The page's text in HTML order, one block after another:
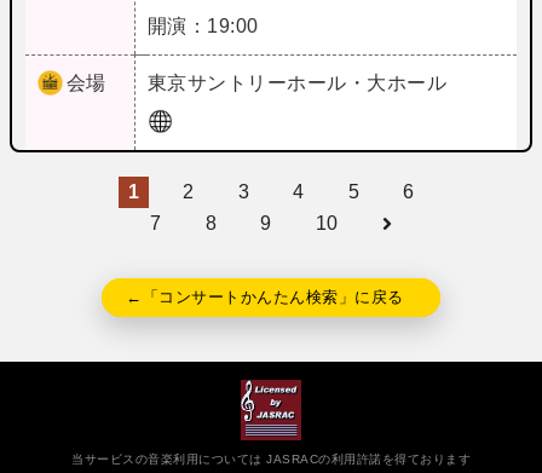
開演：19:00
会場 東京サントリーホール・大ホール
1 2 3 4 5
6
7
8 9 10
←「コンサートかんたん検索」に戻る
当サービスの音楽利用については JASRACの利用許諾を得ております